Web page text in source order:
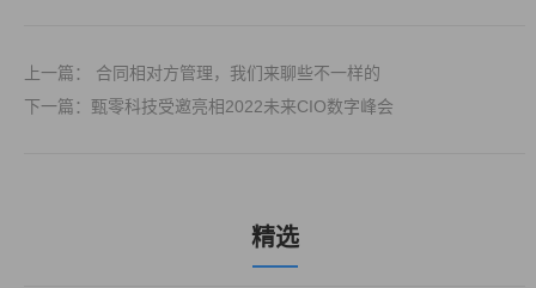
上一篇： 合同相对方管理，我们来聊些不一样的
下一篇：甄零科技受邀亮相2022未来CIO数字峰会
精选